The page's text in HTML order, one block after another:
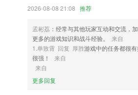
4,新闻更新的速度还是非常快的，手机的接收
6,帮助厘清核对条目众多的借贷案件金额，算
讼金额。支持语音和文字的输入。人工智能识
99彩票第一门户软件优势
1.享受科目一、科目三安全文明常识驾考题库
2026-08-08 21:08 推荐
孟彬荔 ：经常与其他玩家互动和交流，
更多的游戏知识和战斗经验。
来自
1.单致霄 回复 厚胜游戏中的任务都很
很强！
来自
来自
更多回复